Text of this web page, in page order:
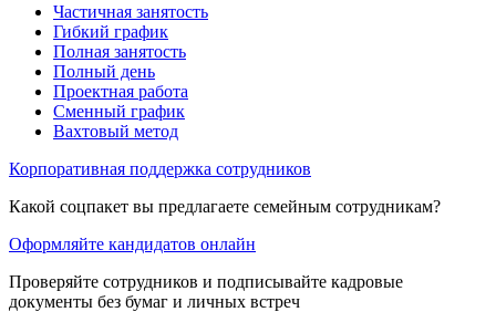
Частичная занятость
Гибкий график
Полная занятость
Полный день
Проектная работа
Сменный график
Вахтовый метод
Корпоративная поддержка сотрудников
Какой соцпакет вы предлагаете семейным сотрудникам?
Оформляйте кандидатов онлайн
Проверяйте сотрудников и подписывайте кадровые
документы без бумаг и личных встреч